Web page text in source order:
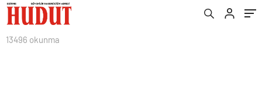
13496 okunma